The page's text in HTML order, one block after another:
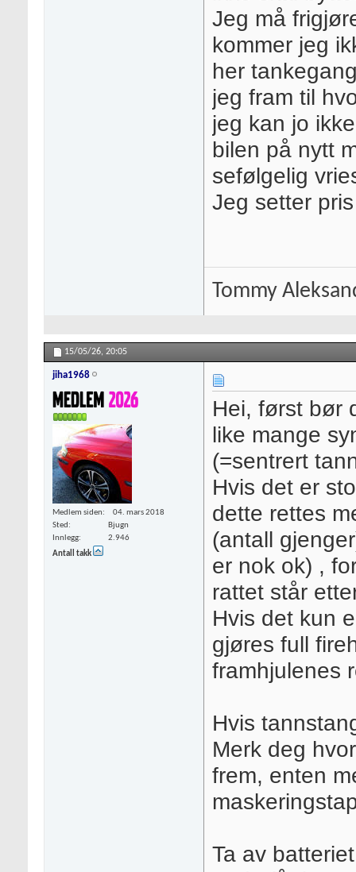
Jeg må
kommer jeg
her
jeg fram til
jeg kan jo
bilen på nytt
sefølgelig
Jeg setter
Tommy
15/05/26, 20:05
jiha1968
Medlem siden
04. mars 2018
Sted
Bjugn
Innlegg
2.946
Antall takk
Hei, først bør
like mange
(=sentrert
Hvis det er
dette rettes
(antall
er nok ok) ,
rattet står
Hvis det kun
gjøres full
framhjulenes
Hvis
Merk deg
frem, enten
Ta av